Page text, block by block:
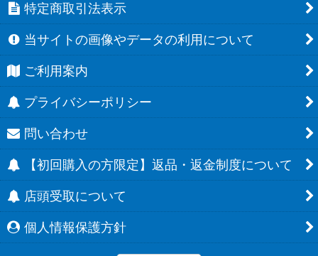
特定商取引法表示
当サイトの画像やデータの利用について
ご利用案内
プライバシーポリシー
問い合わせ
【初回購入の方限定】返品・返金制度について
店頭受取について
個人情報保護方針